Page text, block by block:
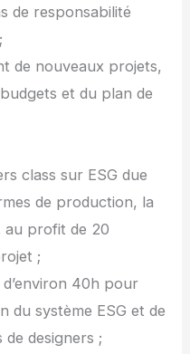
de responsabilité
de nouveaux projets,
et du plan de
class sur ESG due
de production, la
au profit de 20
;
40h pour
du système ESG et de
de designers ;